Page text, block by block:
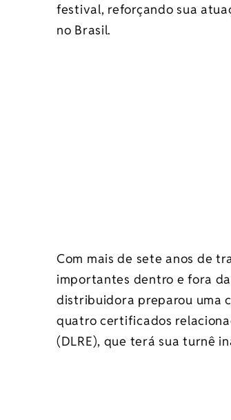
festival, reforçando sua
no Brasil.
Com mais de sete anos de
importantes dentro e fora
distribuidora preparou uma
quatro certificados
(DLRE), que terá sua turnê